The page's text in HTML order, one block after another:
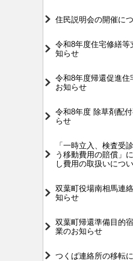
住民説明会の開催に
令和8年度住宅修繕等
知らせ
令和8年度帰還促進住
お知らせ
令和8年度 除草剤配
らせ
「一時立入、検査受
う移動費用の賠償」
し費用の取扱いにつ
双葉町役場南相馬連
知らせ
双葉町帰還準備目的
業のお知らせ
つくば連絡所の移転